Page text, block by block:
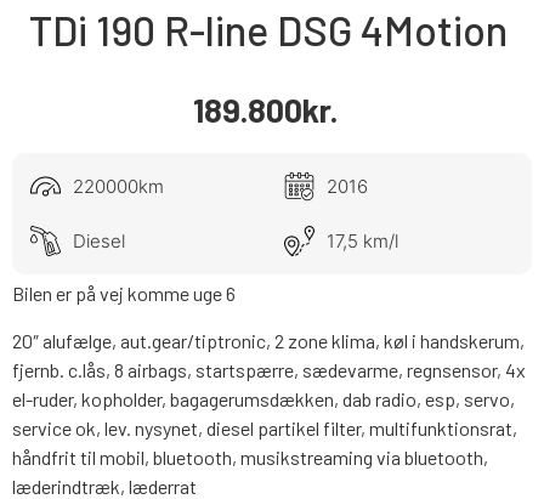
TDi 190 R-line DSG 4Motion
189.800kr.
220000km 2016
Diesel 17,5 km/l
Bilen er på vej komme uge 6
20″ alufælge, aut.gear/tiptronic, 2 zone klima, køl i handskerum,
fjernb. c.lås, 8 airbags, startspærre, sædevarme, regnsensor, 4x
el-ruder, kopholder, bagagerumsdækken, dab radio, esp, servo,
service ok, lev. nysynet, diesel partikel filter, multifunktionsrat,
håndfrit til mobil, bluetooth, musikstreaming via bluetooth,
læderindtræk, læderrat